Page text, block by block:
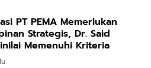
PT PEMA Memerlukan
Strategis, Dr. Said
Memenuhi Kriteria